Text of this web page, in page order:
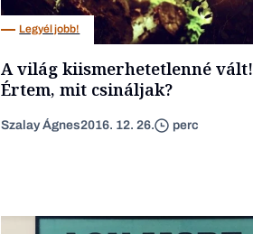
Legyél jobb!
A világ kiismerhetetlenné vált!
Értem, mit csináljak?
Szalay Ágnes2016. 12. 26. perc